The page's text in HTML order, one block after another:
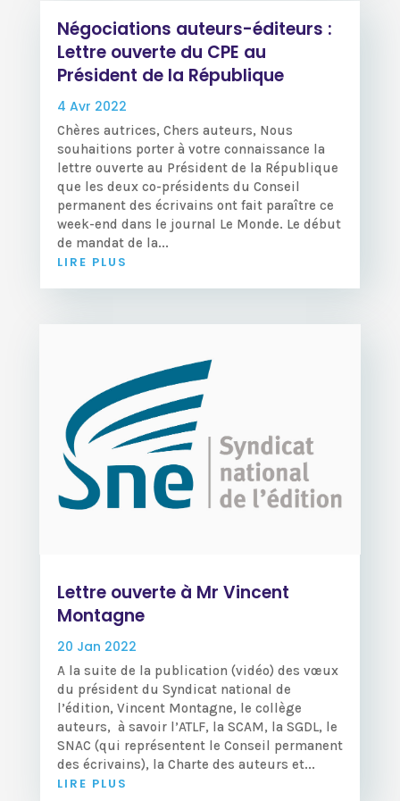
Négociations auteurs-éditeurs :
Lettre ouverte du CPE au
Président de la République
4 Avr 2022
Chères autrices, Chers auteurs, Nous
souhaitions porter à votre connaissance la
lettre ouverte au Président de la République
que les deux co-présidents du Conseil
permanent des écrivains ont fait paraître ce
week-end dans le journal Le Monde. Le début
de mandat de la...
LIRE PLUS
Lettre ouverte à Mr Vincent
Montagne
20 Jan 2022
A la suite de la publication (vidéo) des vœux
du président du Syndicat national de
l’édition, Vincent Montagne, le collège
auteurs, à savoir l’ATLF, la SCAM, la SGDL, le
SNAC (qui représentent le Conseil permanent
des écrivains), la Charte des auteurs et...
LIRE PLUS